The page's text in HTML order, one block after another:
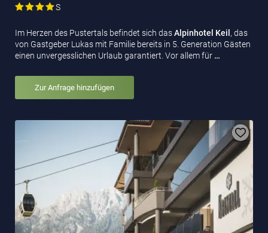
S
Im Herzen des Pustertals befindet sich dasAlpinhotel Keil , das
von Gastgeber Lukas mit Familie bereits in 5. Generation Gästen
einen unvergesslichen Urlaub garantiert. Vor allem für …
Zur Anfrage hinzufügen